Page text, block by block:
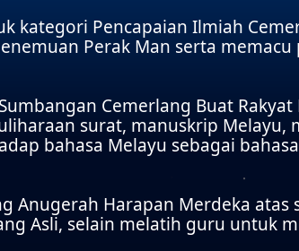
kategori Pencapaian Ilmiah
Perak Man serta
Cemerlang Buat
surat, manuskrip
bahasa Melayu sebagai
Anugerah Harapan Merdeka
Asli, selain melatih guru untuk